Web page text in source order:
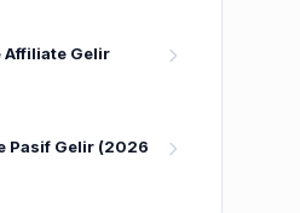
Affiliate Gelir
Pasif Gelir (2026